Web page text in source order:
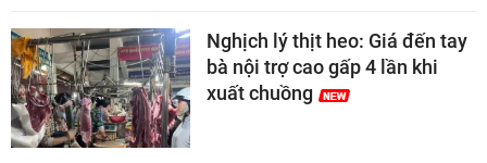
Nghịch lý thịt heo: Giá đến tay
bà nội trợ cao gấp 4 lần khi
xuất chuồng